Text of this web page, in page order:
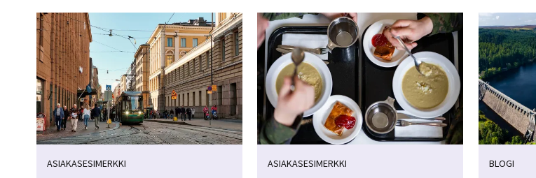
ASIAKASESIMERKKI ASIAKASESIMERKKI BLOGI